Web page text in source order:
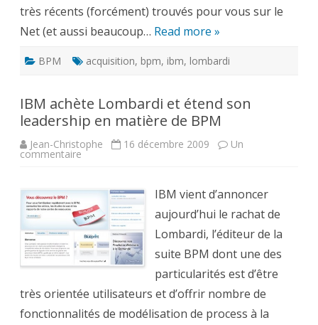
très récents (forcément) trouvés pour vous sur le
Net (et aussi beaucoup… Read more »
BPM acquisition, bpm, ibm, lombardi
IBM achète Lombardi et étend son
leadership en matière de BPM
Jean-Christophe 16 décembre 2009 Un
commentaire sur
et
étend
son
leadership
en
matière
de
BPM
IBM vient d’annoncer
aujourd’hui le rachat de
Lombardi, l’éditeur de la
suite BPM dont une des
particularités est d’être
très orientée utilisateurs et d’offrir nombre de
fonctionnalités de modélisation de process à la